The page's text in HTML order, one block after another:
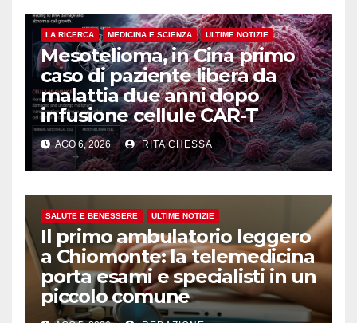
LA RICERCA MEDICINA E SCIENZA ULTIME NOTIZIE
Mesotelioma, in Cina primo
caso di paziente libera da
malattia due anni dopo
infusione cellule CAR-T
AGO 6, 2026 RITA CHESSA
SALUTE E BENESSERE ULTIME NOTIZIE
Il primo ambulatorio leggero
a Chiomonte: la telemedicina
porta esami e specialisti in un
piccolo comune